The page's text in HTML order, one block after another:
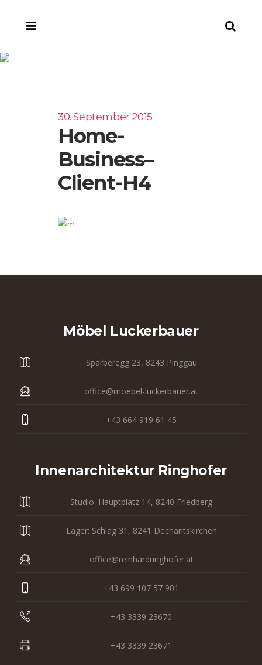
30. September 2015
Home-
Business–
Client-H4
Möbel Luckerbauer
Sparberegg 23, 8243 Pinggau
office@moebel-luckerbauer.at
+43 664 919 61 45
Innenarchitektur Ringhofer
Studio: Hauptplatz 14, 8240 Friedberg
Lager: Schlag 31, 8241 Dechantskirchen
office@reinhardringhofer.at
+43 699 107 57 901
+43 3339 23670
+43 3339 23671